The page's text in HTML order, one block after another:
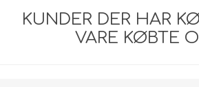
KUNDER DER HAR
VARE KØBTE